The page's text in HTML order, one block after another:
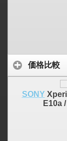
価格比較
SONY
E10a